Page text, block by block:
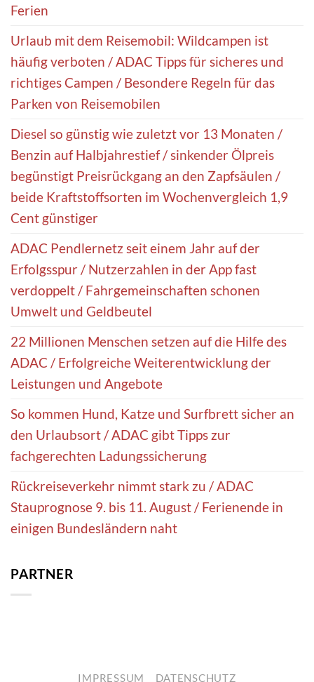
Ferien
Urlaub mit dem Reisemobil: Wildcampen ist
häufig verboten / ADAC Tipps für sicheres und
richtiges Campen / Besondere Regeln für das
Parken von Reisemobilen
Diesel so günstig wie zuletzt vor 13 Monaten /
Benzin auf Halbjahrestief / sinkender Ölpreis
begünstigt Preisrückgang an den Zapfsäulen /
beide Kraftstoffsorten im Wochenvergleich 1,9
Cent günstiger
ADAC Pendlernetz seit einem Jahr auf der
Erfolgsspur / Nutzerzahlen in der App fast
verdoppelt / Fahrgemeinschaften schonen
Umwelt und Geldbeutel
22 Millionen Menschen setzen auf die Hilfe des
ADAC / Erfolgreiche Weiterentwicklung der
Leistungen und Angebote
So kommen Hund, Katze und Surfbrett sicher an
den Urlaubsort / ADAC gibt Tipps zur
fachgerechten Ladungssicherung
Rückreiseverkehr nimmt stark zu / ADAC
Stauprognose 9. bis 11. August / Ferienende in
einigen Bundesländern naht
PARTNER
IMPRESSUM DATENSCHUTZ